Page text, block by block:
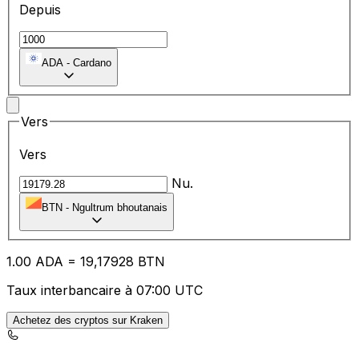
Depuis
ADA - Cardano
Vers
Vers
Nu.
BTN - Ngultrum bhoutanais
1.00 ADA = 19,17928 BTN
Taux interbancaire à 07:00 UTC
Achetez des cryptos sur Kraken